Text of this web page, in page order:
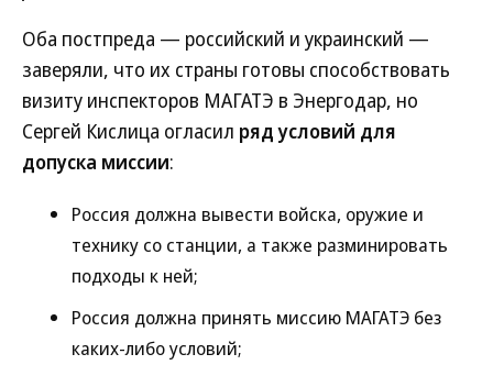
Оба постпреда — российский и украинский —
заверяли, что их страны готовы способствовать
визиту инспекторов МАГАТЭ в Энергодар, но
Сергей Кислица огласил ряд условий для
допуска миссии:
Россия должна вывести войска, оружие и
технику со станции, а также разминировать
подходы к ней;
Россия должна принять миссию МАГАТЭ без
каких-либо условий;